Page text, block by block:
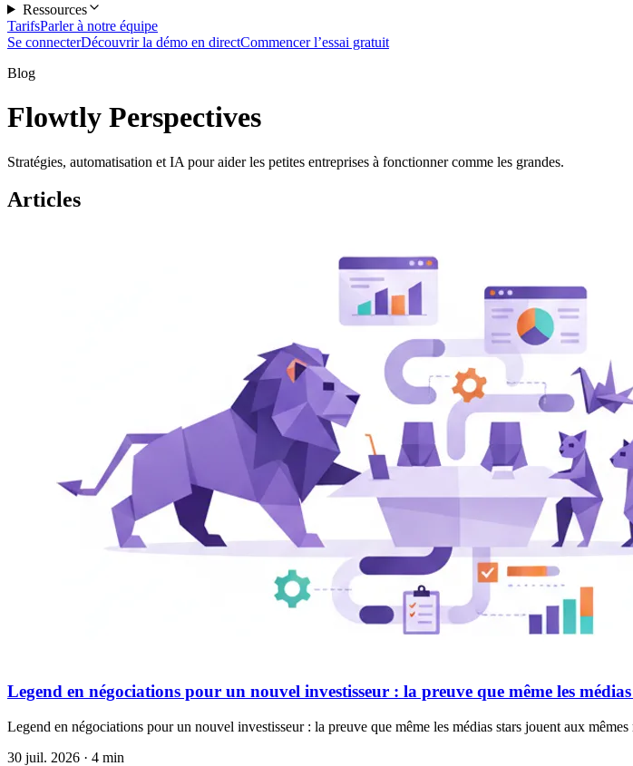
Ressources
TarifsParler à notre équipe
Se connecterDécouvrir la démo en directCommencer l’essai gratuit
Blog
Flowtly Perspectives
Stratégies, automatisation et IA pour aider les petites entreprises à fonctionner comme les grandes.
Articles
Legend en négociations pour un nouvel investisseur : la preuve que même les
Legend en négociations pour un nouvel investisseur : la preuve que même les médias stars jouent aux
30 juil. 2026 · 4 min